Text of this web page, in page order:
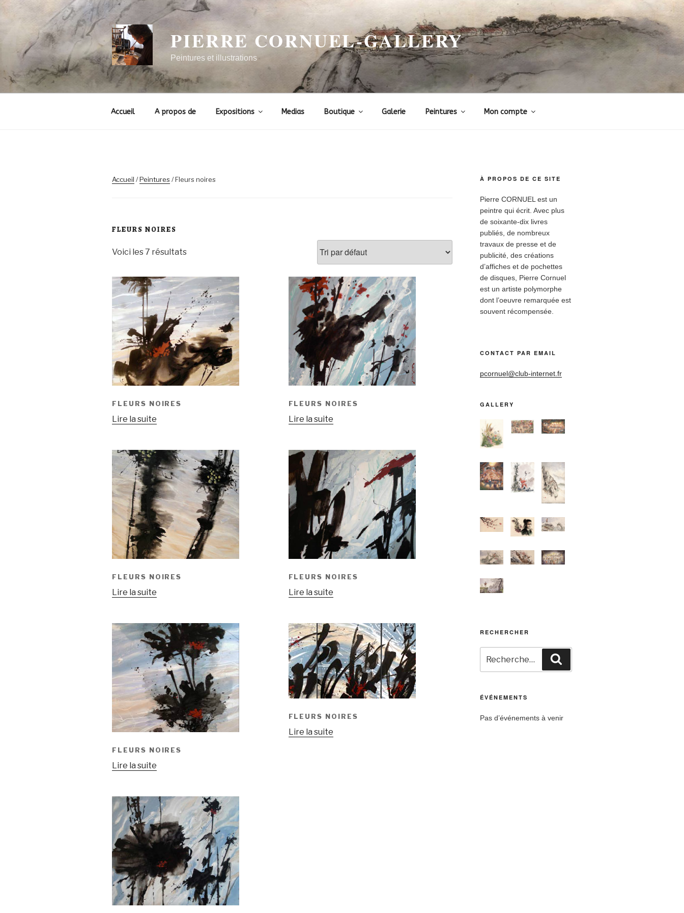
principal
PIERRE CORNUEL-GALLERY
Peintures et illustrations
Accueil A propos de Expositions Medias Boutique Galerie Peintures Mon compte
Accueil /Peintures / Fleurs noires
FLEURS NOIRES
Voici les 7 résultats
FLEURS NOIRES
Lire la suite
FLEURS NOIRES
Lire la suite
FLEURS NOIRES
Lire la suite
FLEURS NOIRES
Lire la suite
FLEURS NOIRES
Lire la suite
FLEURS NOIRES
Lire la suite
À PROPOS DE CE SITE
Pierre CORNUEL est un
peintre qui écrit. Avec plus
de soixante-dix livres
publiés, de nombreux
travaux de presse et de
publicité, des créations
d’affiches et de pochettes
de disques, Pierre Cornuel
est un artiste polymorphe
dont l’oeuvre remarquée est
souvent récompensée.
CONTACT PAR EMAIL
pcornuel@club-internet.fr
GALLERY
RECHERCHER
pour
:
ÉVÉNEMENTS
Pas d’événements à venir